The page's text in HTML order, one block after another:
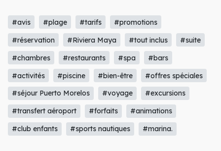
#avis #plage #tarifs
#promotions
#réservation
#Riviera Maya #tout inclus
#suite
#chambres
#restaurants #spa
#bars
#activités
#piscine #bien-être
#offres spéciales
#séjour Puerto Morelos
#voyage
#excursions
#transfert aéroport
#forfaits
#animations
#club enfants
#sports nautiques #marina.